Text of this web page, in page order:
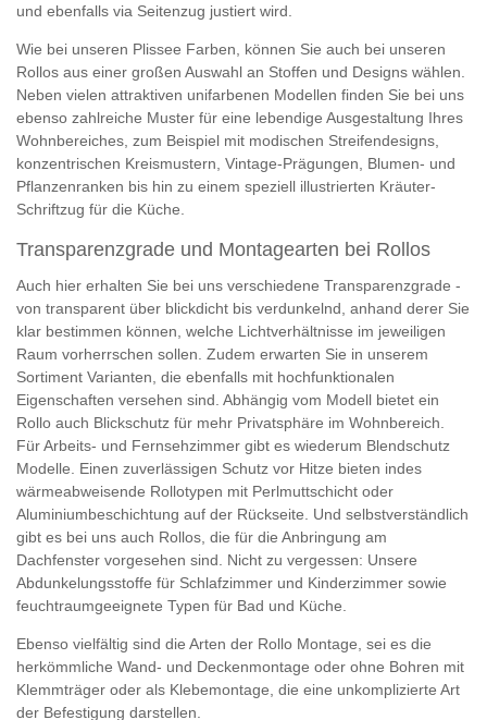
und ebenfalls via Seitenzug justiert wird.
Wie bei unseren Plissee Farben, können Sie auch bei unseren
Rollos aus einer großen Auswahl an Stoffen und Designs wählen.
Neben vielen attraktiven unifarbenen Modellen finden Sie bei uns
ebenso zahlreiche Muster für eine lebendige Ausgestaltung Ihres
Wohnbereiches, zum Beispiel mit modischen Streifendesigns,
konzentrischen Kreismustern, Vintage-Prägungen, Blumen- und
Pflanzenranken bis hin zu einem speziell illustrierten Kräuter-
Schriftzug für die Küche.
Transparenzgrade und Montagearten bei Rollos
Auch hier erhalten Sie bei uns verschiedene Transparenzgrade -
von transparent über blickdicht bis verdunkelnd, anhand derer Sie
klar bestimmen können, welche Lichtverhältnisse im jeweiligen
Raum vorherrschen sollen. Zudem erwarten Sie in unserem
Sortiment Varianten, die ebenfalls mit hochfunktionalen
Eigenschaften versehen sind. Abhängig vom Modell bietet ein
Rollo auch Blickschutz für mehr Privatsphäre im Wohnbereich.
Für Arbeits- und Fernsehzimmer gibt es wiederum Blendschutz
Modelle. Einen zuverlässigen Schutz vor Hitze bieten indes
wärmeabweisende Rollotypen mit Perlmuttschicht oder
Aluminiumbeschichtung auf der Rückseite. Und selbstverständlich
gibt es bei uns auch Rollos, die für die Anbringung am
Dachfenster vorgesehen sind. Nicht zu vergessen: Unsere
Abdunkelungsstoffe für Schlafzimmer und Kinderzimmer sowie
feuchtraumgeeignete Typen für Bad und Küche.
Ebenso vielfältig sind die Arten der Rollo Montage, sei es die
herkömmliche Wand- und Deckenmontage oder ohne Bohren mit
Klemmträger oder als Klebemontage, die eine unkomplizierte Art
der Befestigung darstellen.